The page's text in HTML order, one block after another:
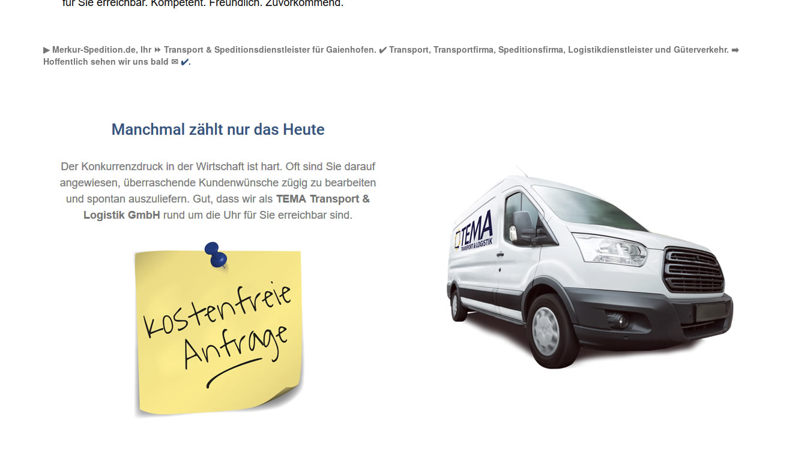
▶︎ Merkur-Spedition.de, Ihr ⏩ Transport & Speditionsdienstleister für Gaienhofen. ✔️ Transport, Transportfirma, Speditionsfirma, Logistikdienstleister und Güterverkehr. ➡️
Hoffentlich sehen wir uns bald ✉ ✔️.